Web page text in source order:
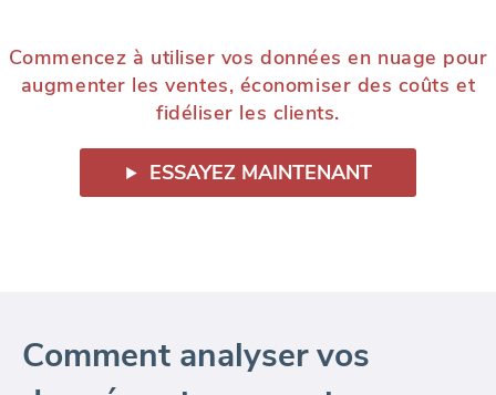
Commencez à utiliser vos données en nuage pour
augmenter les ventes, économiser des coûts et
fidéliser les clients.
ESSAYEZ MAINTENANT
Comment analyser vos